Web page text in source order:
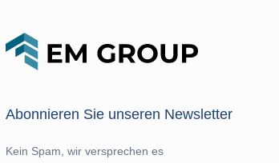
Abonnieren Sie unseren Newsletter
Kein Spam, wir versprechen es